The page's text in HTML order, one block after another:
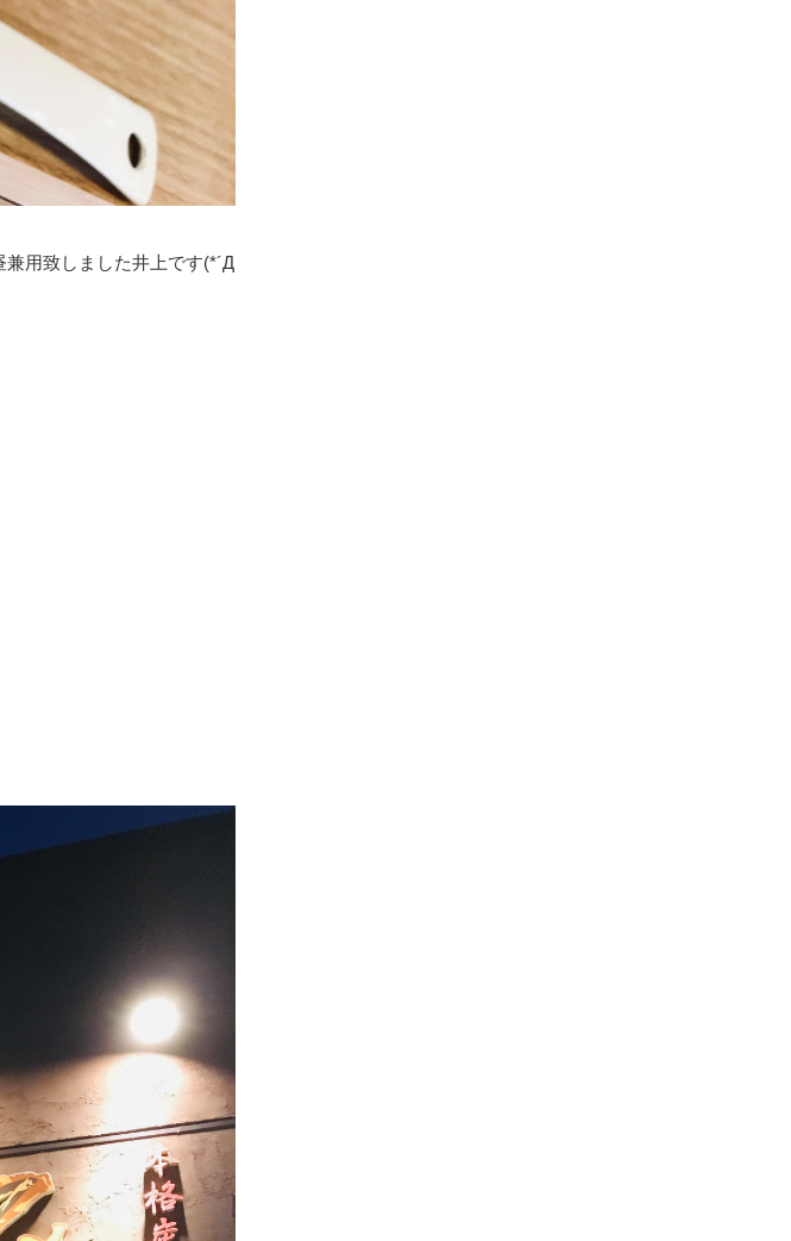
用致しました井上です(*´Д